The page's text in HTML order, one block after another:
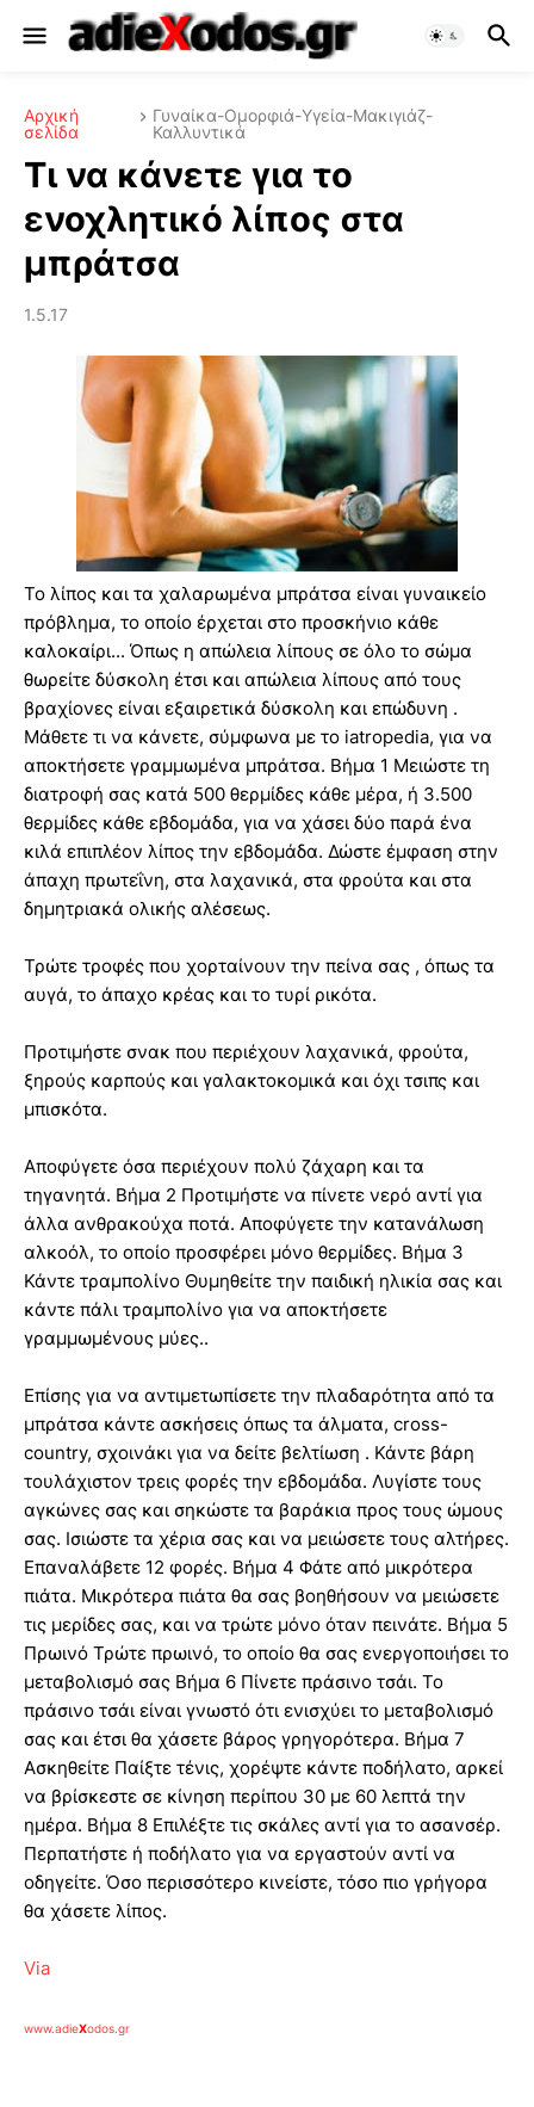
Αρχική
σελίδα
Γυναίκα-Ομορφιά-Υγεία-Μακιγιάζ-
Καλλυντικά
Τι να κάνετε για το
ενοχλητικό λίπος στα
μπράτσα
1.5.17
Το λίπος και τα χαλαρωμένα μπράτσα είναι γυναικείο
πρόβλημα, το οποίο έρχεται στο προσκήνιο κάθε
καλοκαίρι... Όπως η απώλεια λίπους σε όλο το σώμα
θωρείτε δύσκολη έτσι και απώλεια λίπους από τους
βραχίονες είναι εξαιρετικά δύσκολη και επώδυνη .
Μάθετε τι να κάνετε, σύμφωνα με το iatropedia, για να
αποκτήσετε γραμμωμένα μπράτσα. Βήμα 1 Μειώστε τη
διατροφή σας κατά 500 θερμίδες κάθε μέρα, ή 3.500
θερμίδες κάθε εβδομάδα, για να χάσει δύο παρά ένα
κιλά επιπλέον λίπος την εβδομάδα. Δώστε έμφαση στην
άπαχη πρωτεΐνη, στα λαχανικά, στα φρούτα και στα
δημητριακά ολικής αλέσεως.
Τρώτε τροφές που χορταίνουν την πείνα σας , όπως τα
αυγά, το άπαχο κρέας και το τυρί ρικότα.
Προτιμήστε σνακ που περιέχουν λαχανικά, φρούτα,
ξηρούς καρπούς και γαλακτοκομικά και όχι τσιπς και
μπισκότα.
Αποφύγετε όσα περιέχουν πολύ ζάχαρη και τα
τηγανητά. Βήμα 2 Προτιμήστε να πίνετε νερό αντί για
άλλα ανθρακούχα ποτά. Αποφύγετε την κατανάλωση
αλκοόλ, το οποίο προσφέρει μόνο θερμίδες. Βήμα 3
Κάντε τραμπολίνο Θυμηθείτε την παιδική ηλικία σας και
κάντε πάλι τραμπολίνο για να αποκτήσετε
γραμμωμένους μύες..
Επίσης για να αντιμετωπίσετε την πλαδαρότητα από τα
μπράτσα κάντε ασκήσεις όπως τα άλματα, cross-
country, σχοινάκι για να δείτε βελτίωση . Κάντε βάρη
τουλάχιστον τρεις φορές την εβδομάδα. Λυγίστε τους
αγκώνες σας και σηκώστε τα βαράκια προς τους ώμους
σας. Ισιώστε τα χέρια σας και να μειώσετε τους αλτήρες.
Επαναλάβετε 12 φορές. Βήμα 4 Φάτε από μικρότερα
πιάτα. Μικρότερα πιάτα θα σας βοηθήσουν να μειώσετε
τις μερίδες σας, και να τρώτε μόνο όταν πεινάτε. Βήμα 5
Πρωινό Τρώτε πρωινό, το οποίο θα σας ενεργοποιήσει το
μεταβολισμό σας Βήμα 6 Πίνετε πράσινο τσάι. Το
πράσινο τσάι είναι γνωστό ότι ενισχύει το μεταβολισμό
σας και έτσι θα χάσετε βάρος γρηγορότερα. Βήμα 7
Ασκηθείτε Παίξτε τένις, χορέψτε κάντε ποδήλατο, αρκεί
να βρίσκεστε σε κίνηση περίπου 30 με 60 λεπτά την
ημέρα. Βήμα 8 Επιλέξτε τις σκάλες αντί για το ασανσέρ.
Περπατήστε ή ποδήλατο για να εργαστούν αντί να
οδηγείτε. Όσο περισσότερο κινείστε, τόσο πιο γρήγορα
θα χάσετε λίπος.
Via
www.adieXodos.gr